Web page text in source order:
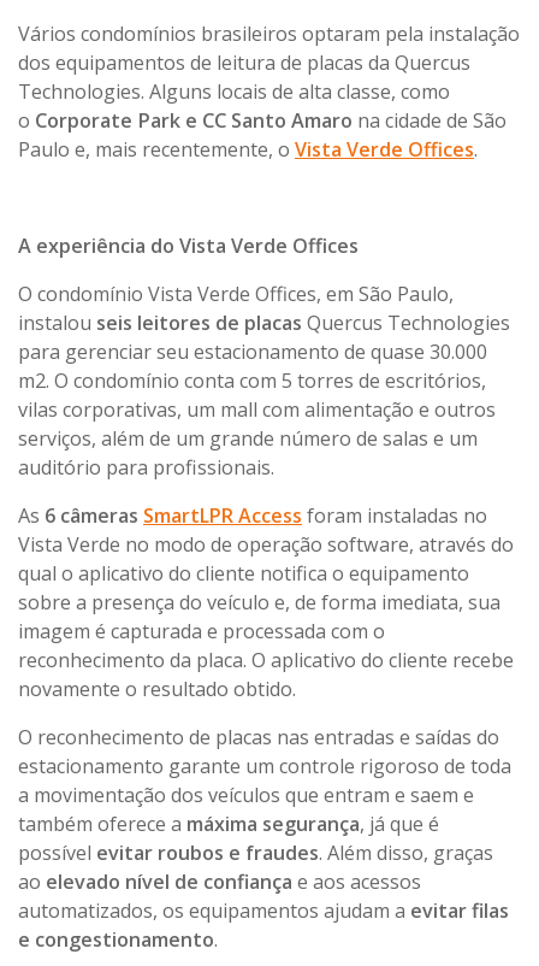
Vários condomínios brasileiros optaram pela instalação
dos equipamentos de leitura de placas da Quercus
Technologies. Alguns locais de alta classe, como
o Corporate Park e CC Santo Amaro na cidade de São
Paulo e, mais recentemente, o Vista Verde Offices.
A experiência do Vista Verde Offices
O condomínio Vista Verde Offices, em São Paulo,
instalou seis leitores de placas Quercus Technologies
para gerenciar seu estacionamento de quase 30.000
m2. O condomínio conta com 5 torres de escritórios,
vilas corporativas, um mall com alimentação e outros
serviços, além de um grande número de salas e um
auditório para profissionais.
As 6 câmeras SmartLPR Access foram instaladas no
Vista Verde no modo de operação software, através do
qual o aplicativo do cliente notifica o equipamento
sobre a presença do veículo e, de forma imediata, sua
imagem é capturada e processada com o
reconhecimento da placa. O aplicativo do cliente recebe
novamente o resultado obtido.
O reconhecimento de placas nas entradas e saídas do
estacionamento garante um controle rigoroso de toda
a movimentação dos veículos que entram e saem e
também oferece a máxima segurança, já que é
possível evitar roubos e fraudes. Além disso, graças
ao elevado nível de confiança e aos acessos
automatizados, os equipamentos ajudam a evitar filas
e congestionamento.